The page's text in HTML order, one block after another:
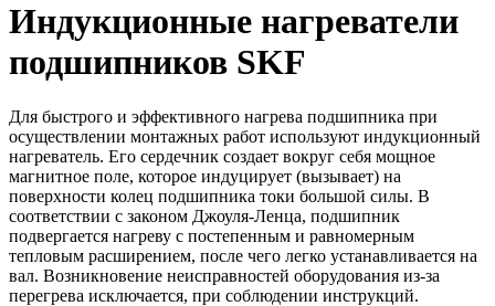
Индукционные нагреватели
подшипников SKF
Для быстрого и эффективного нагрева подшипника при
осуществлении монтажных работ используют индукционный
нагреватель. Его сердечник создает вокруг себя мощное
магнитное поле, которое индуцирует (вызывает) на
поверхности колец подшипника токи большой силы. В
соответствии с законом Джоуля-Ленца, подшипник
подвергается нагреву с постепенным и равномерным
тепловым расширением, после чего легко устанавливается на
вал. Возникновение неисправностей оборудования из-за
перегрева исключается, при соблюдении инструкций.